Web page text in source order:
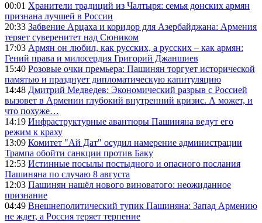
00:01 Хранители традиций из Чалтыря: семья донских армян
признана лучшей в России
20:33 Забвение Арцаха и коридор для Азербайджана: Армения
теряет суверенитет над Сюником
17:03 Армян он любил, как русских, а русских – как армян:
Гений права и милосердия Григорий Джаншиев
15:40 Розовые очки премьера: Пашинян торгует исторической
памятью и празднует дипломатическую капитуляцию
14:48 Дмитрий Медведев: Экономический разрыв с Россией
вызовет в Армении глубокий внутренний кризис. А может, и
что похуже…
14:19 Инфраструктурные авантюры Пашиняна ведут его
режим к краху
13:09 Комитет "Ай Дат" осудил намерение администрации
Трампа обойти санкции против Баку
12:53 Истинные посылы постыдного и опасного послания
Пашиняна по случаю 8 августа
12:03 Пашинян нашёл нового виноватого: неожиданное
признание
04:49 Внешнеполитический тупик Пашиняна: Запад Армению
не ждет, а Россия теряет терпение